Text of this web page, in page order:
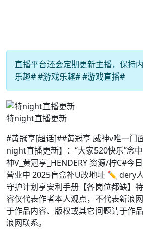
直播平台还会定期更新主播，保持
乐趣# #游戏乐趣# #游戏直播#
特night直播更新
#黄冠亨[超话]##黄冠亨 威神v唯一门
night直播更新】：“大家520快乐”念
神V_黄冠亨_HENDERY 资源/柠C#今
营业中 2025盲盒补U改地址 ✏️ dery
守护计划亨安利手册【各岗位都缺】
容仅代表作者本人观点，不代表新浪
于作品内容、版权或其它问题请于作
浪网联系。